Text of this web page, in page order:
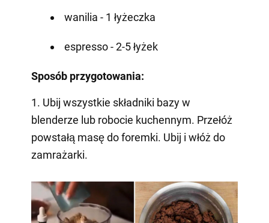
wanilia - 1 łyżeczka
espresso - 2-5 łyżek
Sposób przygotowania:
1. Ubij wszystkie składniki bazy w
blenderze lub robocie kuchennym. Przełóż
powstałą masę do foremki. Ubij i włóż do
zamrażarki.